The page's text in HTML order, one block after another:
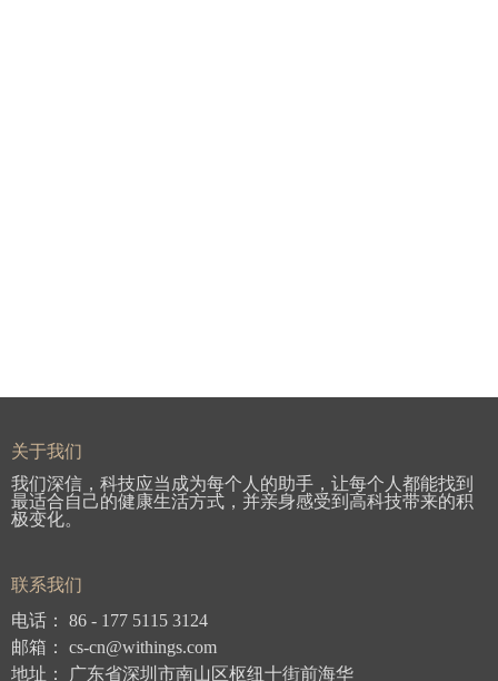
关于我们
我们深信，科技应当成为每个人的助手，让每个人都能找到
最适合自己的健康生活方式，并亲身感受到高科技带来的积
极变化。
联系我们
电话： 86 - 177 5115 3124
邮箱： cs-cn@withings.com
地址： 广东省深圳市南山区枢纽十街前海华